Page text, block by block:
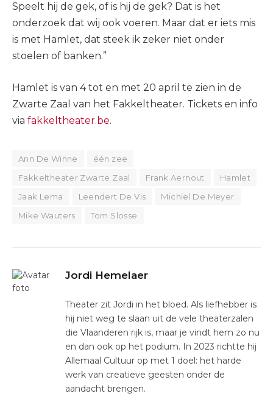
Speelt hij de gek, of is hij de gek? Dat is het
onderzoek dat wij ook voeren. Maar dat er iets mis
is met Hamlet, dat steek ik zeker niet onder
stoelen of banken.”
Hamlet is van 4 tot en met 20 april te zien in de
Zwarte Zaal van het Fakkeltheater. Tickets en info
via fakkeltheater.be.
Ann De Winne
één zee
Fakkeltheater Zwarte Zaal
Frank Aernout
Hamlet
Jaak Lema
Leendert De Vis
Michiel De Meyer
Mike Wauters
Tom Slosse
Jordi Hemelaer
Theater zit Jordi in het bloed. Als liefhebber is
hij niet weg te slaan uit de vele theaterzalen
die Vlaanderen rijk is, maar je vindt hem zo nu
en dan ook op het podium. In 2023 richtte hij
Allemaal Cultuur op met 1 doel: het harde
werk van creatieve geesten onder de
aandacht brengen.